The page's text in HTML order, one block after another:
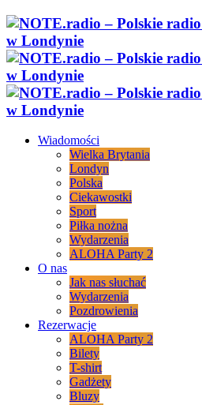
Wiadomości
Wielka Brytania
Londyn
Polska
Ciekawostki
Sport
Piłka nożna
Wydarzenia
ALOHA Party 2
O nas
Jak nas słuchać
Wydarzenia
Pozdrowienia
Rezerwacje
ALOHA Party 2
Bilety
T-shirt
Gadżety
Bluzy